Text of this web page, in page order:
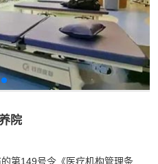
院
第149号令《医疗机构管理条